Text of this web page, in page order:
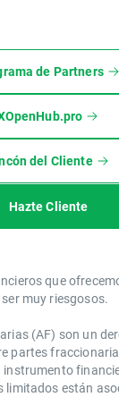
de Partners
del Cliente
Hazte Cliente
que
muy riesgosos.
(AF) son un
partes
instrumento
están